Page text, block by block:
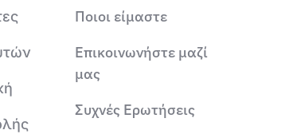
Ποιοι είμαστε
Επικοινωνήστε μαζί
μας
Συχνές Ερωτήσεις